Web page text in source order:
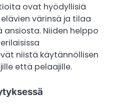
ovat hyödyllisiä
värinsä ja tilaa
ansiosta. Niiden helppo
niistä käytännöllisen
että pelaajille.